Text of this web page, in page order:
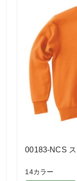
00183-NCS
14カラー